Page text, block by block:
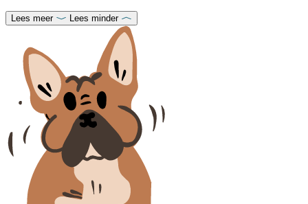
Lees meer Lees minder